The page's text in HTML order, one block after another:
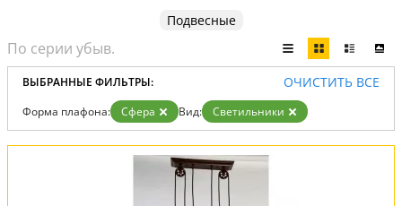
Подвесные
ВЫБРАННЫЕ ФИЛЬТРЫ: ОЧИСТИТЬ ВСЕ
Форма плафона: Сфера Вид: Светильники